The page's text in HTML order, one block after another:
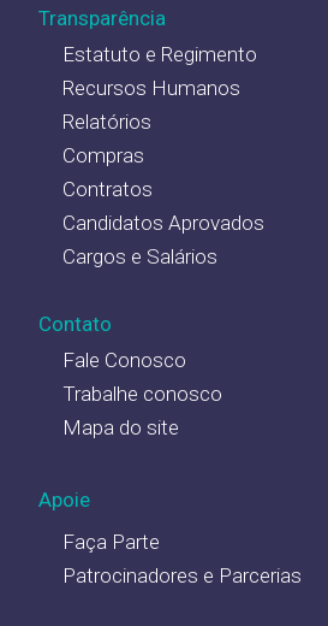
Transparência
Estatuto e Regimento
Recursos Humanos
Relatórios
Compras
Contratos
Candidatos Aprovados
Cargos e Salários
Contato
Fale Conosco
Trabalhe conosco
Mapa do site
Apoie
Faça Parte
Patrocinadores e Parcerias